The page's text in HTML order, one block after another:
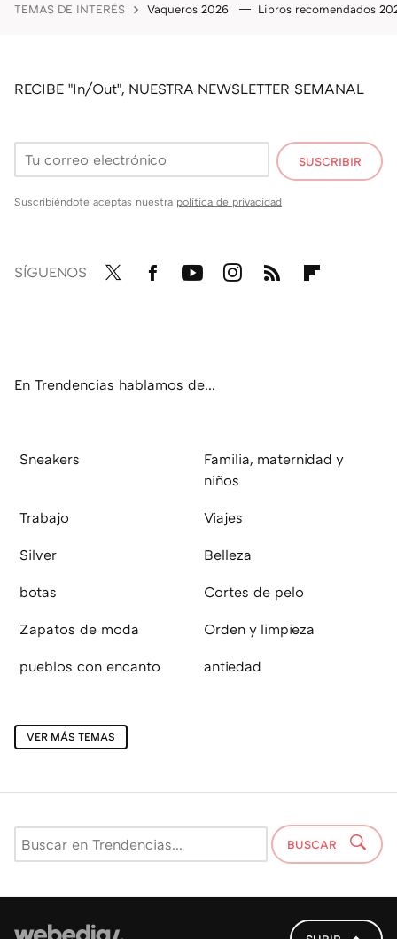
TEMAS DE INTERÉS Vaqueros 2026 Libros recomendados
RECIBE "In/Out", NUESTRA NEWSLETTER SEMANAL
SUSCRIBIR
Suscribiéndote aceptas nuestra política de privacidad
SÍGUENOS
En Trendencias hablamos de...
Sneakers
Familia, maternidad y
niños
Trabajo Viajes
Silver Belleza
botas Cortes de pelo
Zapatos de moda Orden y limpieza
pueblos con encanto antiedad
VER MÁS TEMAS
BUSCAR